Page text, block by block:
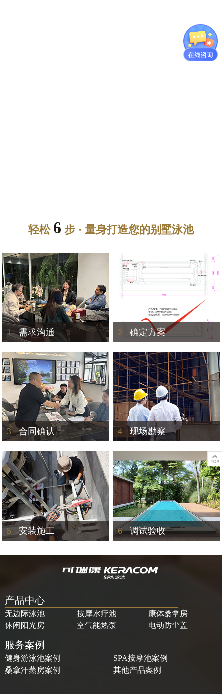
轻松 6 步 · 量身打造您的别墅泳池
1需求沟通 2 确定方案
3合同确认 4 现场勘察
5 安装施工 6调试验收
产品中心
无边际泳池 按摩水疗池
康体桑拿房
休闲阳光房
空气能热泵 电动防尘盖
服务案例
健身游泳池案例
SPA按摩池案例
桑拿汗蒸房案例
其他产品案例